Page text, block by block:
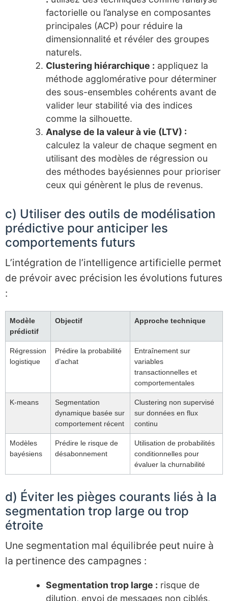
factorielle ou l’analyse en composantes
principales (ACP) pour réduire la
dimensionnalité et révéler des groupes
naturels.
Clustering hiérarchique : appliquez la
méthode agglomérative pour déterminer
des sous-ensembles cohérents avant de
valider leur stabilité via des indices
comme la silhouette.
Analyse de la valeur à vie (LTV) :
calculez la valeur de chaque segment en
utilisant des modèles de régression ou
des méthodes bayésiennes pour prioriser
ceux qui génèrent le plus de revenus.
c) Utiliser des outils de modélisation
prédictive pour anticiper les
comportements futurs
L’intégration de l’intelligence artificielle permet
de prévoir avec précision les évolutions futures
:
Modèle
prédictif
Objectif Approche technique
Régression
logistique
Prédire la probabilité
d’achat
Entraînement sur
variables
transactionnelles et
comportementales
K-means
Segmentation
dynamique basée sur
comportement récent
Clustering non supervisé
sur données en flux
continu
Modèles
bayésiens
Prédire le risque de
désabonnement
Utilisation de probabilités
conditionnelles pour
évaluer la churnabilité
d) Éviter les pièges courants liés à la
segmentation trop large ou trop
étroite
Une segmentation mal équilibrée peut nuire à
la pertinence des campagnes :
Segmentation trop large : risque de
dilution, envoi de messages non ciblés,